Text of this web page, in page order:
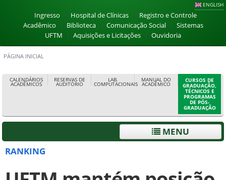
ENGLISH
Ingresso Hospital de Clínicas
Registro e Controle
Acadêmico
Biblioteca Comunicação Social
Sistemas
UFTM
Aquisições e Licitações Ouvidoria
PÁGINA INICIAL
CALENDÁRIOS
ACADÊMICOS
RESERVAS DE
AUDITÓRIO
LAB.
COMPUTACIONAIS
MANUAL DO
ACADÊMICO
CURSOS DE
GRADUAÇÃO,
TÉCNICOS E
PROGRAMAS
DE PÓS-
GRADUAÇÃO
MENU
RANKING